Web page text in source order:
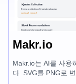
Makr.io
Makr.io는 AI를 사용
다. SVG를 PNG로